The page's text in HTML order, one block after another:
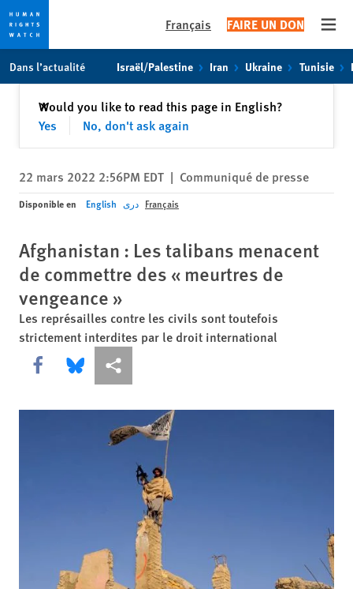
toto
content
Français FAIRE UN DON
Dans l’actualité Israël/Palestine Iran Ukraine Tunisie
Would you like to read this page in English?
Yes
No, don't ask again
✕Fermer
22 mars 2022 2:56PM EDT | Communiqué de presse
Disponible en English دری Français
Afghanistan : Les talibans menacent
de commettre des « meurtres de
vengeance »
Les représailles contre les civils sont toutefois
strictement interdites par le droit international
Share this via Facebook
Share this via Bluesky
Share this via Partagez